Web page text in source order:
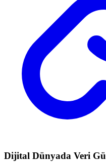
Dijital Dünyada Veri